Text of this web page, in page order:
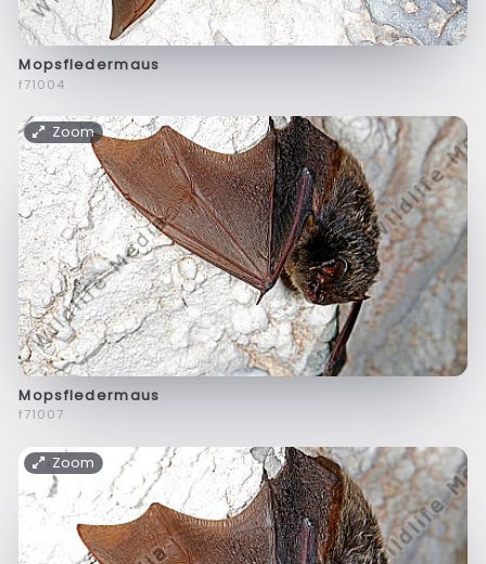
Mopsfledermaus
f71004
Zoom
Mopsfledermaus
f71007
Zoom